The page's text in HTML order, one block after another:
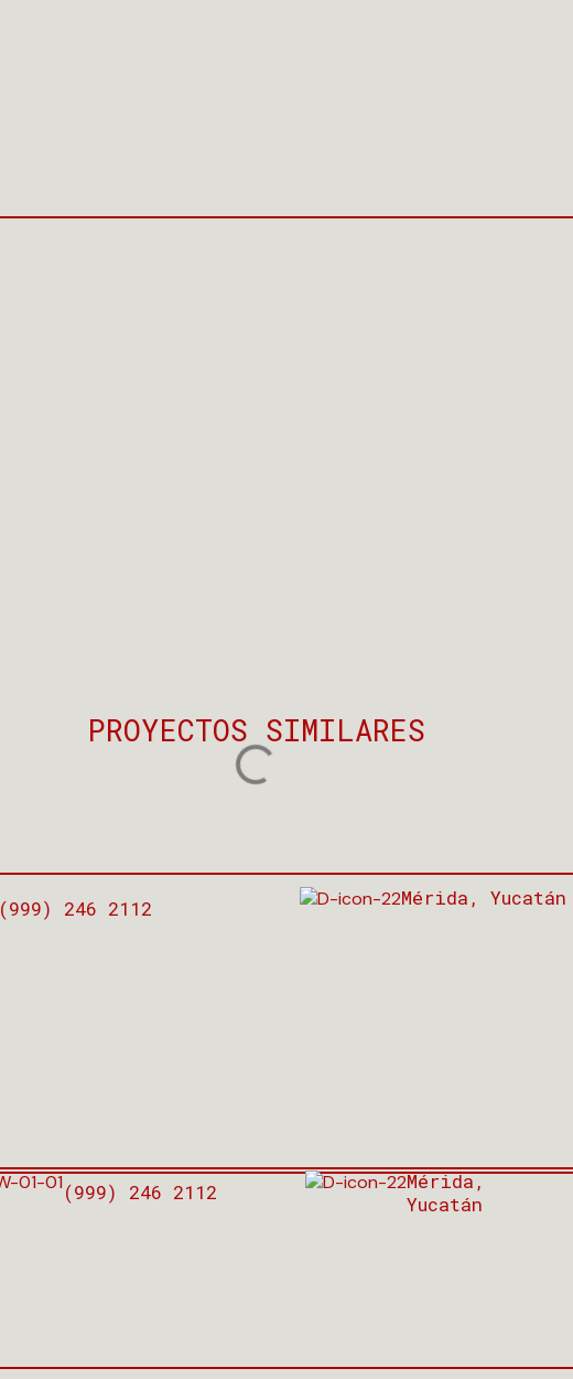
PROYECTOS SIMILARES
(999) 246 2112 Mérida, Yucatán
(999) 246 2112
Mérida,
Yucatán